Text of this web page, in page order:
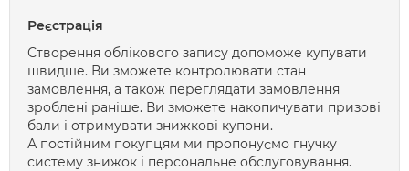
Реєстрація
Створення облікового запису допоможе купувати
швидше. Ви зможете контролювати стан
замовлення, а також переглядати замовлення
зроблені раніше. Ви зможете накопичувати призові
бали і отримувати знижкові купони.
А постійним покупцям ми пропонуємо гнучку
систему знижок і персональне обслуговування.